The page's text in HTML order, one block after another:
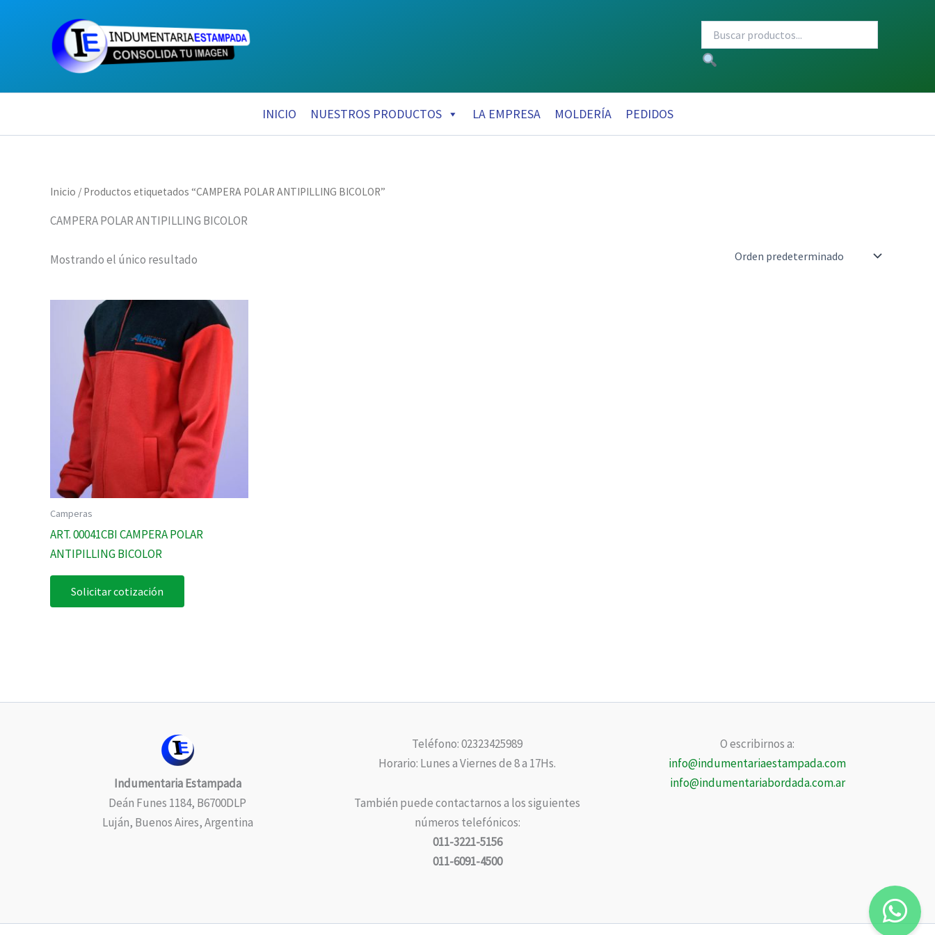
INICIO NUESTROS PRODUCTOS LA EMPRESA MOLDERÍA PEDIDOS
Inicio / Productos etiquetados “CAMPERA POLAR ANTIPILLING BICOLOR”
CAMPERA POLAR ANTIPILLING BICOLOR
Mostrando el único resultado
Camperas
ART. 00041CBI CAMPERA POLAR
ANTIPILLING BICOLOR
Solicitar cotización
Indumentaria Estampada
Deán Funes 1184, B6700DLP
Luján, Buenos Aires, Argentina
Teléfono: 02323425989
Horario: Lunes a Viernes de 8 a 17Hs.
También puede contactarnos a los siguientes
números telefónicos:
011-3221-5156
011-6091-4500
O escribirnos a:
info@indumentariaestampada.com
info@indumentariabordada.com.ar